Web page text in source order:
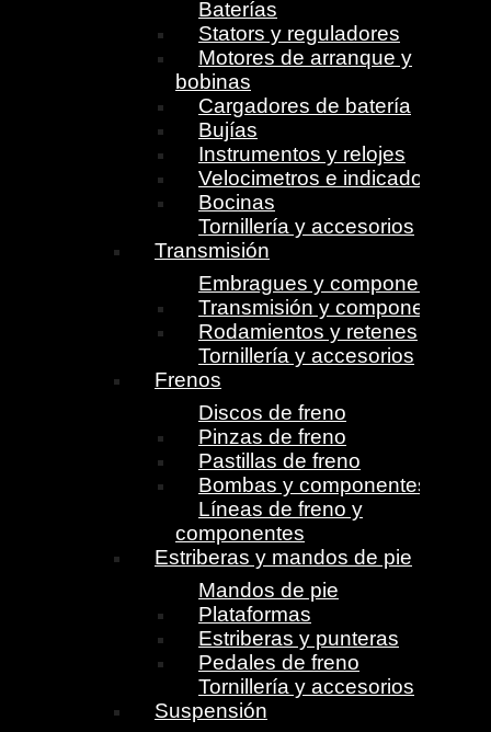
Baterías
Stators y reguladores
Motores de arranque y
bobinas
Cargadores de batería
Bujías
Instrumentos y relojes
Velocimetros e indicadores
Bocinas
Tornillería y accesorios
Transmisión
Embragues y componentes
Transmisión y componentes
Rodamientos y retenes
Tornillería y accesorios
Frenos
Discos de freno
Pinzas de freno
Pastillas de freno
Bombas y componentes
Líneas de freno y
componentes
Estriberas y mandos de pie
Mandos de pie
Plataformas
Estriberas y punteras
Pedales de freno
Tornillería y accesorios
Suspensión